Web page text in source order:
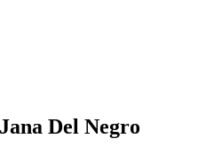
Jana Del Negro